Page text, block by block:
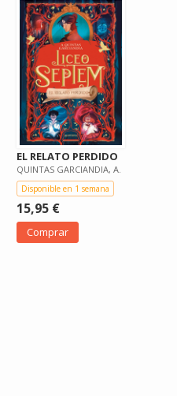
EL RELATO PERDIDO
QUINTAS GARCIANDIA, A.
Disponible en 1 semana
15,95 €
Comprar